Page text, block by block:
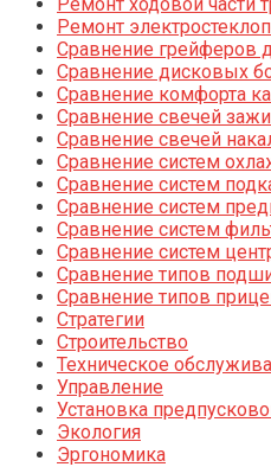
Ремонт
Сравнение грейферов
Сравнение дисковых
Сравнение комфорта
Сравнение свечей
Сравнение свечей
Сравнение систем
Сравнение систем
Сравнение систем
Сравнение систем
Сравнение систем
Сравнение типов
Сравнение типов
Стратегии
Строительство
Техническое
Управление
Установка
Экология
Эргономика